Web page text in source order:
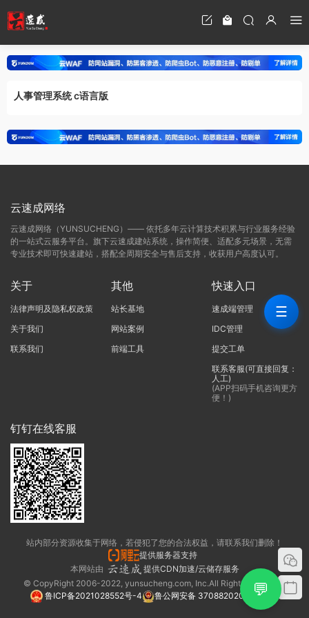
人事管理系统 c语言版
云速成网络
云速成网络（YUNSUCHENG）—— 依托多年云计算技术积累与行业服务经验
的一站式云服务平台。旗下云速成建站系统，操作简便、适配多元场景，无需
专业技术即可快速建站，搭配全周期安全与售后支持，收获用户高度认可。
关于
法律声明及隐私权政策
关于我们
联系我们
其他
站长基地
网站案例
前端工具
快速入口
速成端管理
IDC管理
提交工单
联系客服(可直接回复：
人工)
(APP扫码手机咨询更方
便！)
钉钉在线客服
站内部分资源收集于网络，若侵犯了您的合法权益，请联系我们删除！
提供服务器支持
本网站由
提供CDN加速/云储存服务
© CopyRight 2006-2022, yunsucheng.com, Inc.All Rights Reserved.
鲁ICP备2021028552号-4
鲁公网安备 37088202000325号
💬
☰